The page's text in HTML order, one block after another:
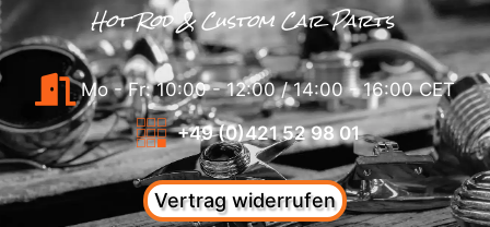
Hot Rod & Custom Car Parts
Mo - Fr: 10:00 - 12:00 / 14:00 - 16:00 CET
+49 (0)421 52 98 01
Vertrag widerrufen